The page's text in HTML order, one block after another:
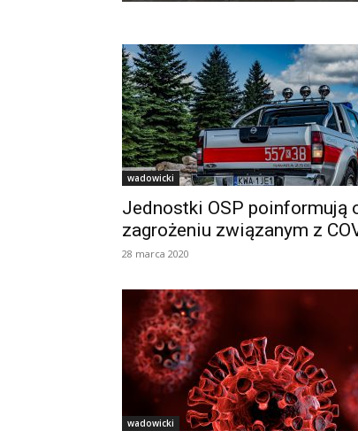
wadowicki
Jednostki OSP poinformują
zagrożeniu związanym z
28 marca 2020
wadowicki